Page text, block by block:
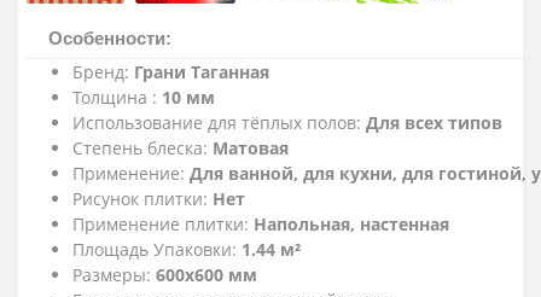
Особенности:
Бренд: Грани Таганная
Толщина : 10 мм
Использование для тёплых полов: Для всех типов
Степень блеска: Матовая
Применение: Для ванной, для кухни, для гостиной,
Рисунок плитки: Нет
Применение плитки: Напольная, настенная
Площадь Упаковки: 1.44 м²
Размеры: 600x600 мм